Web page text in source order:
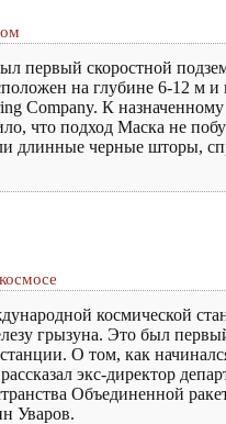
первый скоростной
на глубине 6-12 м и
Company. К
что подход Маска не
длинные черные шторы,
космической
грызуна. Это был
О том, как
экс-директор
Объединенной
Уваров.